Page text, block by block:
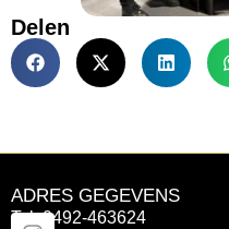
Delen
ADRES GEGEVENS
Tel: 0492-463624